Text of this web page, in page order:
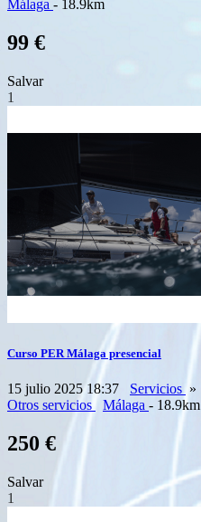
Málaga - 18.9km
99 €
Salvar
1
Curso PER Málaga presencial
15 julio 2025 18:37 Servicios »
Otros servicios
Málaga - 18.9km
250 €
Salvar
1